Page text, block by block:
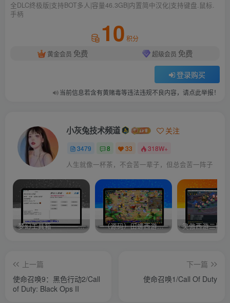
全DLC终极版|支持BOT多人|容量46.3GB|内置简中汉化|支持键盘.鼠标.
手柄
10 积分
黄金会员 免费 超级会员 免费
登录购买
当前信息若含有黄赌毒等违法违规不良内容，请点此举报！
小灰兔技术频道 关注
3479 8 33 318W+
人生就像一杯茶，不会苦一辈子，但总会苦一阵子
梦幻工具箱————-免费 –（源码）田螺西游9.0 假人摆摊18门派飞升渡劫化圣助战最新BB谛听…. 笑傲西游二版-
上一篇
使命召唤9：黑色行动2/Call
of Duty: Black Ops II
下一篇
使命召唤1/Call Of Duty